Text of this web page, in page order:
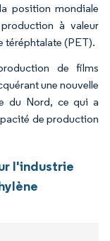
position mondiale
à valeur
téréphtalate (PET).
de films
une nouvelle
du Nord, ce qui a
de production
l'industrie